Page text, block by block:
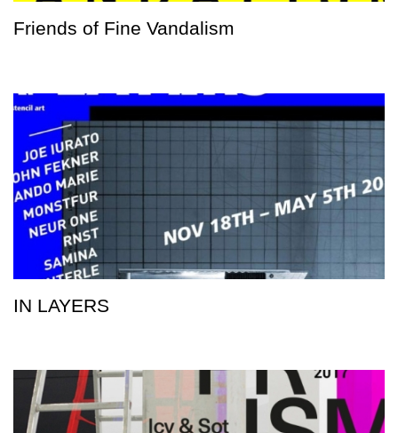
Friends of Fine Vandalism
IN LAYERS